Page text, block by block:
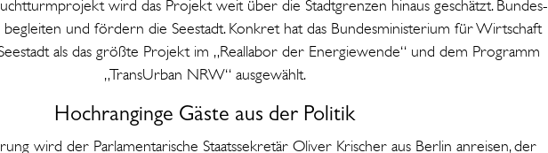
wird das Projekt weit über die Stadtgrenzen hinaus geschätzt. Bundes-
und fördern die Seestadt. Konkret hat das Bundesministerium für Wirtschaft
als das größte Projekt im „Reallabor der Energiewende“ und dem Programm
„TransUrban NRW“ ausgewählt.
Hochranginge Gäste aus der Politik
wird der Parlamentarische Staatssekretär Oliver Krischer aus Berlin anreisen, der